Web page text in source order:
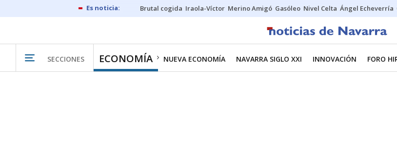
Brutal cogida Iraola-Víctor Merino Amigó Gasóleo Nivel Celta Ángel Echeverría
SECCIONES ECONOMÍA NUEVA ECONOMÍA NAVARRA SIGLO XXI INNOVACIÓN FORO